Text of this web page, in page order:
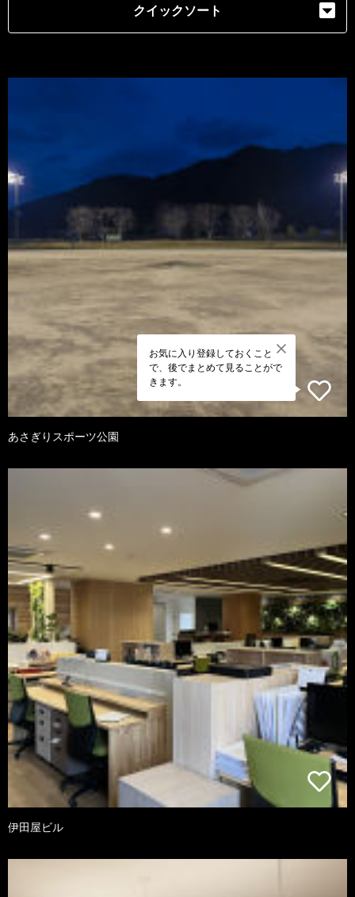
クイックソート
お気に入り登録しておくこと
で、後でまとめて見ることがで
きます。
あさぎりスポーツ公園
伊田屋ビル